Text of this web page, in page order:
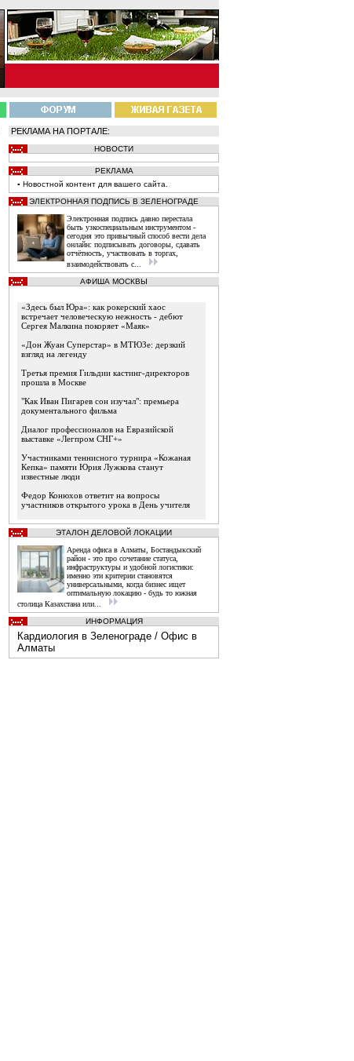
РЕКЛАМА НА ПОРТАЛЕ:
НОВОСТИ
РЕКЛАМА
▪ Новостной контент для вашего сайта.
ЭЛЕКТРОННАЯ ПОДПИСЬ В ЗЕЛЕНОГРАДЕ
Электронная подпись давно перестала
быть узкоспециальным инструментом -
сегодня это привычный способ вести дела
онлайн: подписывать договоры, сдавать
отчётность, участвовать в торгах,
взаимодействовать с...
АФИША МОСКВЫ
«Здесь был Юра»: как рокерский хаос
встречает человеческую нежность - дебют
Сергея Малкина покоряет «Маяк»
«Дон Жуан Суперстар» в МТЮЗе: дерзкий
взгляд на легенду
Третья премия Гильдии кастинг-директоров
прошла в Москве
"Как Иван Пигарев сон изучал": премьера
документального фильма
Диалог профессионалов на Евразийской
выставке «Легпром СНГ+»
Участниками теннисного турнира «Кожаная
Кепка» памяти Юрия Лужкова станут
известные люди
Федор Конюхов ответит на вопросы
участников открытого урока в День учителя
ЭТАЛОН ДЕЛОВОЙ ЛОКАЦИИ
Аренда офиса в Алматы, Бостандыкский
район - это про сочетание статуса,
инфраструктуры и удобной логистики:
именно эти критерии становятся
универсальными, когда бизнес ищет
оптимальную локацию - будь то южная
столица Казахстана или...
ИНФОРМАЦИЯ
Кардиология в Зеленограде / Офис в
Алматы